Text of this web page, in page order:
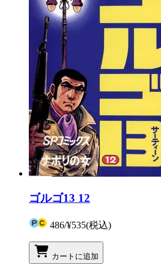
ゴルゴ13 12
486/¥535(税込)
カートに追加